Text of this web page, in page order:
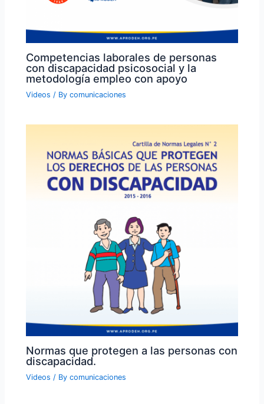
Competencias laborales de personas
con discapacidad psicosocial y la
metodología empleo con apoyo
Videos / Bycomunicaciones
Normas que protegen a las personas con
discapacidad.
Videos / Bycomunicaciones